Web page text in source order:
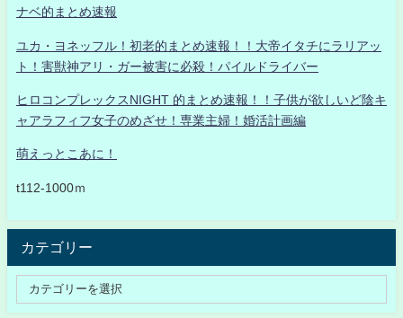
ナベ的まとめ速報
ユカ・ヨネッフル！初老的まとめ速報！！大帝イタチにラリアッ
ト！害獣神アリ・ガー被害に必殺！パイルドライバー
ヒロコンプレックスNIGHT 的まとめ速報！！子供が欲しいど陰キ
ャアラフィフ女子のめざせ！専業主婦！婚活計画編
萌えっとこあに！
t112-1000ｍ
カテゴリー